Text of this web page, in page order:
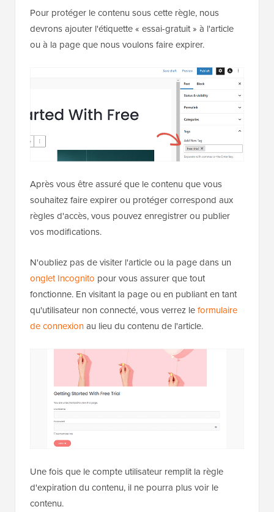
Pour protéger le contenu sous cette règle, nous
devrons ajouter l'étiquette « essai-gratuit » à l'article
ou à la page que nous voulons faire expirer.
Après vous être assuré que le contenu que vous
souhaitez faire expirer ou protéger correspond aux
règles d'accès, vous pouvez enregistrer ou publier
vos modifications.
N'oubliez pas de visiter l'article ou la page dans un
onglet Incognito pour vous assurer que tout
fonctionne. En visitant la page ou en publiant en tant
qu'utilisateur non connecté, vous verrez leformulaire
de connexionau lieu du contenu de l'article.
Une fois que le compte utilisateur remplit la règle
d'expiration du contenu, il ne pourra plus voir le
contenu.